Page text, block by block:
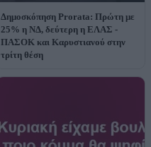
Δημοσκόπηση Prorata: Πρώτη με
25% η ΝΔ, δεύτερη η ΕΛΑΣ -
ΠΑΣΟΚ και Καρυστιανού στην
τρίτη θέση